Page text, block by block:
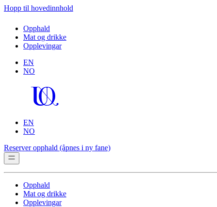
Hopp til hovedinnhold
Opphald
Mat og drikke
Opplevingar
EN
NO
EN
NO
Reserver opphald (åpnes i ny fane)
Opphald
Mat og drikke
Opplevingar